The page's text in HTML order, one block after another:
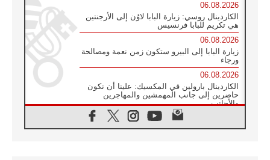
06.08.2026
الكاردينال روسي: زيارة البابا لاوُن إلى الأرجنتين
هي تكريم للبابا فرنسيس
06.08.2026
زيارة البابا إلى البيرو ستكون زمن نعمة ومصالحة
ورجاء
06.08.2026
الكاردينال بارولين في المكسيك: علينا أن نكون
حاضرين إلى جانب المهمشين والمهاجرين
والأجانب
البابا لاوُن الرابع عشر للشباب في أسيزي: